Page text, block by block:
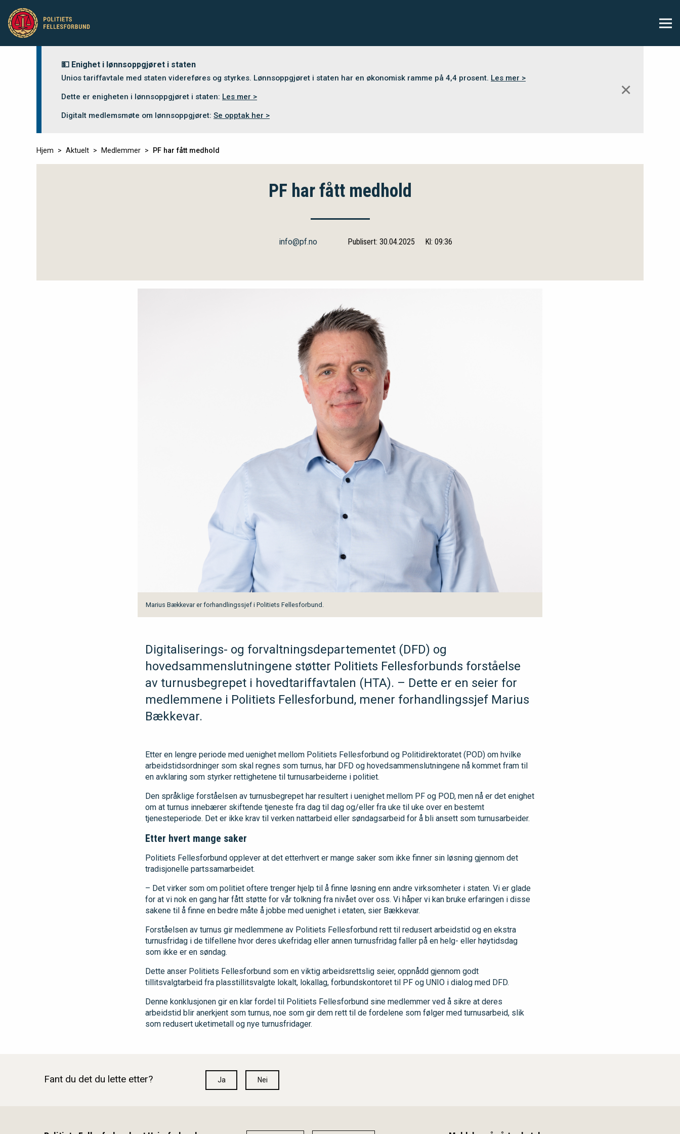
💵 Enighet i lønnsoppgjøret i staten
Unios tariffavtale med staten videreføres og styrkes. Lønnsoppgjøret i staten har en økonomisk ramme på 4,4 prosent. Les mer >
Dette er enigheten i lønnsoppgjøret i staten: Les mer >
Digitalt medlemsmøte om lønnsoppgjøret: Se opptak her >
✕
Hjem Aktuelt Medlemmer PF har fått medhold
PF har fått medhold
info@pf.no Publisert: 30.04.2025 Kl: 09:36
Marius Bækkevar er forhandlingssjef i Politiets Fellesforbund.
Digitaliserings- og forvaltningsdepartementet (DFD) og
hovedsammenslutningene støtter Politiets Fellesforbunds forståelse
av turnusbegrepet i hovedtariffavtalen (HTA). – Dette er en seier for
medlemmene i Politiets Fellesforbund, mener forhandlingssjef Marius
Bækkevar.
Etter en lengre periode med uenighet mellom Politiets Fellesforbund og Politidirektoratet (POD) om hvilke
arbeidstidsordninger som skal regnes som turnus, har DFD og hovedsammenslutningene nå kommet fram til
en avklaring som styrker rettighetene til turnusarbeiderne i politiet.
Den språklige forståelsen av turnusbegrepet har resultert i uenighet mellom PF og POD, men nå er det enighet
om at turnus innebærer skiftende tjeneste fra dag til dag og/eller fra uke til uke over en bestemt
tjenesteperiode. Det er ikke krav til verken nattarbeid eller søndagsarbeid for å bli ansett som turnusarbeider.
Etter hvert mange saker
Politiets Fellesforbund opplever at det etterhvert er mange saker som ikke finner sin løsning gjennom det
tradisjonelle partssamarbeidet.
– Det virker som om politiet oftere trenger hjelp til å finne løsning enn andre virksomheter i staten. Vi er glade
for at vi nok en gang har fått støtte for vår tolkning fra nivået over oss. Vi håper vi kan bruke erfaringen i disse
sakene til å finne en bedre måte å jobbe med uenighet i etaten, sier Bækkevar.
Forståelsen av turnus gir medlemmene av Politiets Fellesforbund rett til redusert arbeidstid og en ekstra
turnusfridag i de tilfellene hvor deres ukefridag eller annen turnusfridag faller på en helg- eller høytidsdag
som ikke er en søndag.
Dette anser Politiets Fellesforbund som en viktig arbeidsrettslig seier, oppnådd gjennom godt
tillitsvalgtarbeid fra plasstillitsvalgte lokalt, lokallag, forbundskontoret til PF og UNIO i dialog med DFD.
Denne konklusjonen gir en klar fordel til Politiets Fellesforbund sine medlemmer ved å sikre at deres
arbeidstid blir anerkjent som turnus, noe som gir dem rett til de fordelene som følger med turnusarbeid, slik
som redusert uketimetall og nye turnusfridager.
Fant du det du lette etter? Ja Nei